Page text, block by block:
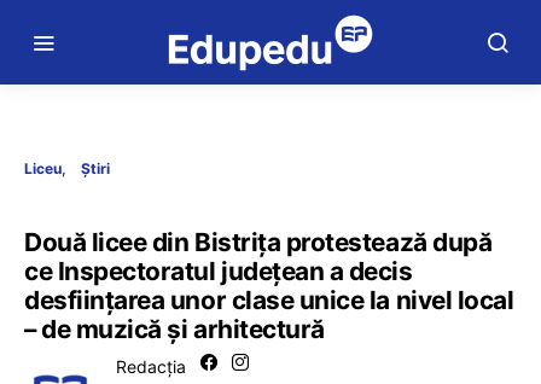
Liceu Știri
Două licee din Bistrița protestează după
ce Inspectoratul județean a decis
desființarea unor clase unice la nivel local
– de muzică și arhitectură
Redacția